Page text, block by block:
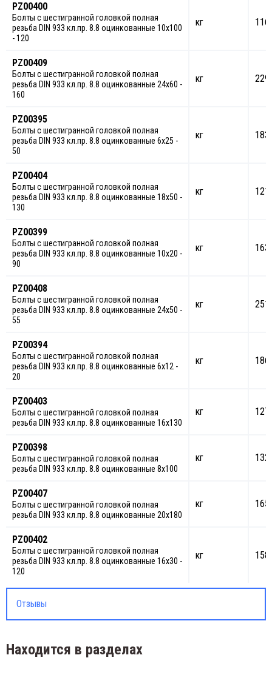
PZ00400
Болты с шестигранной головкой полная
резьба DIN 933 кл.пр. 8.8 оцинкованные 10х100
- 120
кг
PZ00409
Болты с шестигранной головкой полная
резьба DIN 933 кл.пр. 8.8 оцинкованные 24х60 -
160
кг
PZ00395
Болты с шестигранной головкой полная
резьба DIN 933 кл.пр. 8.8 оцинкованные 6х25 -
50
кг
PZ00404
Болты с шестигранной головкой полная
резьба DIN 933 кл.пр. 8.8 оцинкованные 18х50 -
130
кг
PZ00399
Болты с шестигранной головкой полная
резьба DIN 933 кл.пр. 8.8 оцинкованные 10х20 -
90
кг
PZ00408
Болты с шестигранной головкой полная
резьба DIN 933 кл.пр. 8.8 оцинкованные 24х50 -
55
кг
PZ00394
Болты с шестигранной головкой полная
резьба DIN 933 кл.пр. 8.8 оцинкованные 6х12 -
20
кг
PZ00403
Болты с шестигранной головкой полная
резьба DIN 933 кл.пр. 8.8 оцинкованные 16х130
кг
PZ00398
Болты с шестигранной головкой полная
резьба DIN 933 кл.пр. 8.8 оцинкованные 8х100
кг
PZ00407
Болты с шестигранной головкой полная
резьба DIN 933 кл.пр. 8.8 оцинкованные 20х180
кг
PZ00402
Болты с шестигранной головкой полная
резьба DIN 933 кл.пр. 8.8 оцинкованные 16х30 -
120
кг
Отзывы
Находится в разделах